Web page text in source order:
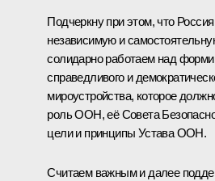
Подчеркну при этом, что
независимую и
солидарно работаем над
справедливого и
мироустройства, которое
роль ООН, её Совета
цели и принципы Устава ООН.
Считаем важным и далее